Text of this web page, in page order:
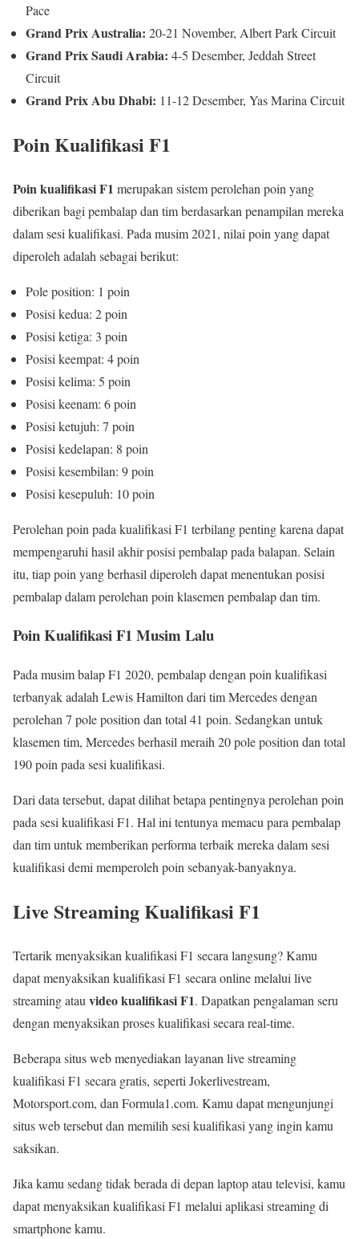
Pace
Grand Prix Australia: 20-21 November, Albert Park Circuit
Grand Prix Saudi Arabia: 4-5 Desember, Jeddah Street
Circuit
Grand Prix Abu Dhabi: 11-12 Desember, Yas Marina Circuit
Poin Kualifikasi F1
Poin kualifikasi F1 merupakan sistem perolehan poin yang
diberikan bagi pembalap dan tim berdasarkan penampilan mereka
dalam sesi kualifikasi. Pada musim 2021, nilai poin yang dapat
diperoleh adalah sebagai berikut:
Pole position: 1 poin
Posisi kedua: 2 poin
Posisi ketiga: 3 poin
Posisi keempat: 4 poin
Posisi kelima: 5 poin
Posisi keenam: 6 poin
Posisi ketujuh: 7 poin
Posisi kedelapan: 8 poin
Posisi kesembilan: 9 poin
Posisi kesepuluh: 10 poin
Perolehan poin pada kualifikasi F1 terbilang penting karena dapat
mempengaruhi hasil akhir posisi pembalap pada balapan. Selain
itu, tiap poin yang berhasil diperoleh dapat menentukan posisi
pembalap dalam perolehan poin klasemen pembalap dan tim.
Poin Kualifikasi F1 Musim Lalu
Pada musim balap F1 2020, pembalap dengan poin kualifikasi
terbanyak adalah Lewis Hamilton dari tim Mercedes dengan
perolehan 7 pole position dan total 41 poin. Sedangkan untuk
klasemen tim, Mercedes berhasil meraih 20 pole position dan total
190 poin pada sesi kualifikasi.
Dari data tersebut, dapat dilihat betapa pentingnya perolehan poin
pada sesi kualifikasi F1. Hal ini tentunya memacu para pembalap
dan tim untuk memberikan performa terbaik mereka dalam sesi
kualifikasi demi memperoleh poin sebanyak-banyaknya.
Live Streaming Kualifikasi F1
Tertarik menyaksikan kualifikasi F1 secara langsung? Kamu
dapat menyaksikan kualifikasi F1 secara online melalui live
streaming atau video kualifikasi F1. Dapatkan pengalaman seru
dengan menyaksikan proses kualifikasi secara real-time.
Beberapa situs web menyediakan layanan live streaming
kualifikasi F1 secara gratis, seperti Jokerlivestream,
Motorsport.com, dan Formula1.com. Kamu dapat mengunjungi
situs web tersebut dan memilih sesi kualifikasi yang ingin kamu
saksikan.
Jika kamu sedang tidak berada di depan laptop atau televisi, kamu
dapat menyaksikan kualifikasi F1 melalui aplikasi streaming di
smartphone kamu.